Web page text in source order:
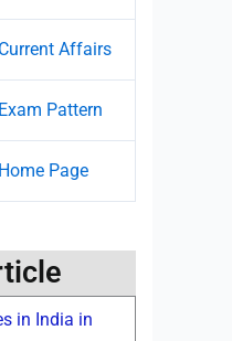
Current Affairs
Exam Pattern
Home Page
in India in